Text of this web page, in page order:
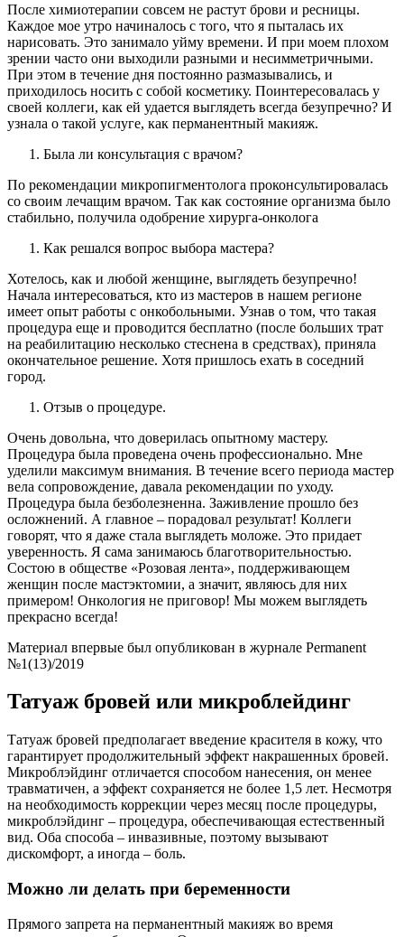
После химиотерапии совсем не растут брови и ресницы.
Каждое мое утро начиналось с того, что я пыталась их
нарисовать. Это занимало уйму времени. И при моем плохом
зрении часто они выходили разными и несимметричными.
При этом в течение дня постоянно размазывались, и
приходилось носить с собой косметику. Поинтересовалась у
своей коллеги, как ей удается выглядеть всегда безупречно? И
узнала о такой услуге, как перманентный макияж.
Была ли консультация с врачом?
По рекомендации микропигментолога проконсультировалась
со своим лечащим врачом. Так как состояние организма было
стабильно, получила одобрение хирурга-онколога
Как решался вопрос выбора мастера?
Хотелось, как и любой женщине, выглядеть безупречно!
Начала интересоваться, кто из мастеров в нашем регионе
имеет опыт работы с онкобольными. Узнав о том, что такая
процедура еще и проводится бесплатно (после больших трат
на реабилитацию несколько стеснена в средствах), приняла
окончательное решение. Хотя пришлось ехать в соседний
город.
Отзыв о процедуре.
Очень довольна, что доверилась опытному мастеру.
Процедура была проведена очень профессионально. Мне
уделили максимум внимания. В течение всего периода мастер
вела сопровождение, давала рекомендации по уходу.
Процедура была безболезненна. Заживление прошло без
осложнений. А главное – порадовал результат! Коллеги
говорят, что я даже стала выглядеть моложе. Это придает
уверенность. Я сама занимаюсь благотворительностью.
Состою в обществе «Розовая лента», поддерживающем
женщин после мастэктомии, а значит, являюсь для них
примером! Онкология не приговор! Мы можем выглядеть
прекрасно всегда!
Материал впервые был опубликован в журнале Permanent
№1(13)/2019
Татуаж бровей или микроблейдинг
Татуаж бровей предполагает введение красителя в кожу, что
гарантирует продолжительный эффект накрашенных бровей.
Микроблэйдинг отличается способом нанесения, он менее
травматичен, а эффект сохраняется не более 1,5 лет. Несмотря
на необходимость коррекции через месяц после процедуры,
микроблэйдинг – процедура, обеспечивающая естественный
вид. Оба способа – инвазивные, поэтому вызывают
дискомфорт, а иногда – боль.
Можно ли делать при беременности
Прямого запрета на перманентный макияж во время